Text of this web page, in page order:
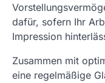
dafür, sofern Ihr
Impression
Zusammen mit
eine regelmäßige